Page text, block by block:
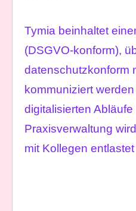
Tymia beinhaltet
(DSGVO-konform),
datenschutzkonform
kommuniziert
digitalisierten Abläufe
Praxisverwaltung
mit Kollegen